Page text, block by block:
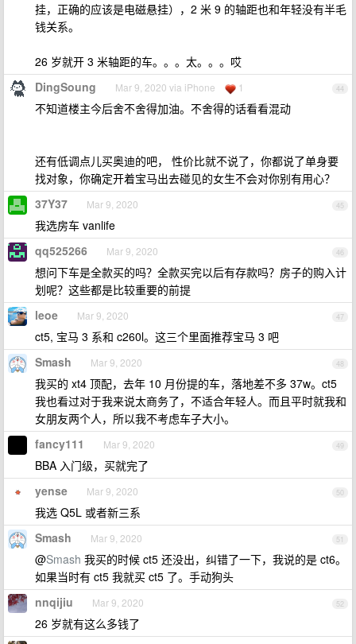
挂，正确的应该是电磁悬挂），2 米 9 的轴距也和年轻没有半毛
钱关系。
26 岁就开 3 米轴距的车。。。太。。。哎
44
DingSoung Mar 9, 2020 via iPhone 1
不知道楼主今后舍不舍得加油。不舍得的话看看混动
还有低调点儿买奥迪的吧， 性价比就不说了，你都说了单身要
找对象，你确定开着宝马出去碰见的女生不会对你别有用心？
45
37Y37 Mar 9, 2020
我选房车 vanlife
46
qq525266 Mar 9, 2020
想问下车是全款买的吗？全款买完以后有存款吗？房子的购入计
划呢？这些都是比较重要的前提
47
leoe Mar 9, 2020
ct5, 宝马 3 系和 c260l。这三个里面推荐宝马 3 吧
48
Smash Mar 9, 2020
我买的 xt4 顶配，去年 10 月份提的车，落地差不多 37w。ct5
我也看过对于我来说太商务了，不适合年轻人。而且平时就我和
女朋友两个人，所以我不考虑车子大小。
49
fancy111 Mar 9, 2020
BBA 入门级，买就完了
50
yense Mar 9, 2020
我选 Q5L 或者新三系
51
Smash Mar 9, 2020
@Smash 我买的时候 ct5 还没出，纠错了一下，我说的是 ct6。
如果当时有 ct5 我就买 ct5 了。手动狗头
52
nnqijiu Mar 9, 2020
26 岁就有这么多钱了